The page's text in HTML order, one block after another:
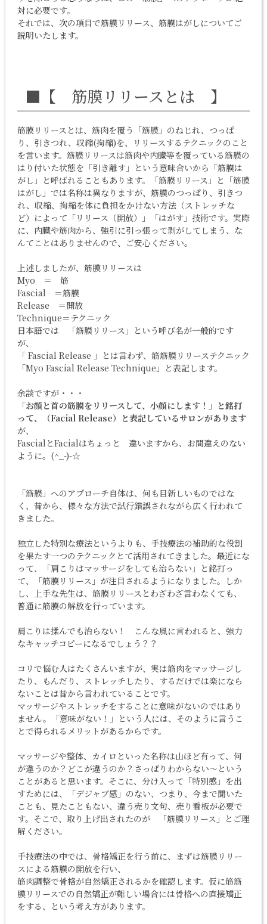
対に必要です。
それでは、次の項目で筋膜リリース、筋膜はがしについてご
説明いたします。
■【 筋膜リリースとは 】
筋膜リリースとは、筋肉を覆う「筋膜」のねじれ、つっぱ
り、引きつれ、収縮(拘縮)を、リリースするテクニックのこと
を言います。筋膜リリースは筋肉や内臓等を覆っている筋膜の
はり付いた状態を「引き離す」という意味合いから「筋膜は
がし」と呼ばれることもあります。「筋膜リリース」と「筋膜
はがし」では名称は異なりますが、筋膜のつっぱり、引きつ
れ、収縮、拘縮を体に負担をかけない方法（ストレッチな
ど）によって「リリース（開放）」「はがす」技術です。実際
に、内臓や筋肉から、強引に引っ張って剥がしてしまう、な
んてことはありませんので、ご安心ください。
上述しましたが、筋膜リリースは
Myo ＝ 筋
Fascial ＝筋膜
Release ＝開放
Technique＝テクニック
日本語では 「筋膜リリース」という呼び名が一般的です
が、
「 Fascial Release 」とは言わず、筋筋膜リリーステクニック
「Myo Fascial Release Technique」と表記します。
余談ですが・・・
「お顔と首の筋膜をリリースして、小顔にします！」と銘打
って、（Facial Release）と表記しているサロンがあります
が、
FascialとFacialはちょっと 違いますから、お間違えのない
ように。(^_-)-☆
「筋膜」へのアプローチ自体は、何も目新しいものではな
く、昔から、様々な方法で試行錯誤されながら広く行われて
きました。
独立した特別な療法というよりも、手技療法の補助的な役割
を果たす一つのテクニックとて活用されてきました。最近にな
って、「肩こり はマッサージをしても治らない」と銘打っ
て、「筋膜リリース」が注目されるようになりました。しか
し、上手な先生は、筋膜リリースとわざわざ言わなくても、
普通に筋膜の解放を行っています。
肩こりは揉んでも治らない！ こんな風に言われると、強力
なキャッチコピーになるでしょう？？
コリで悩む人はたくさんいますが、実は筋肉をマッサージ し
たり、もんだり、ストレッチしたり、するだけでは楽になら
ないことは昔から言われていることです。
マッサージやストレッチをすることに意味がないのではあり
ません。「意味がない！」という人には、そのように言うこ
とで得られるメリットがあるからです。
マッサージや整体、カイロといった名称は山ほど有って、何
が違うのか？どこが違うのか？さっぱりわからない～という
ことがあると思います。そこに、分け入って「特別感」を出
すためには、「デジャブ感」のない、つまり、今まで聞いた
ことも、見たこともない、違う売り文句、売り看板が必要で
す。そこで、取り上げ出されたのが 「筋膜リリース」とご理
解ください。
手技療法の中では、骨格矯正を行う前に、まずは筋膜リリー
スによる筋膜の開放を行い、
筋肉調整で骨格が自然矯正されるかを確認します。仮に筋筋
膜リリースでの自然矯正が難しい場合には骨格への直接矯正
をする、という考え方があります。